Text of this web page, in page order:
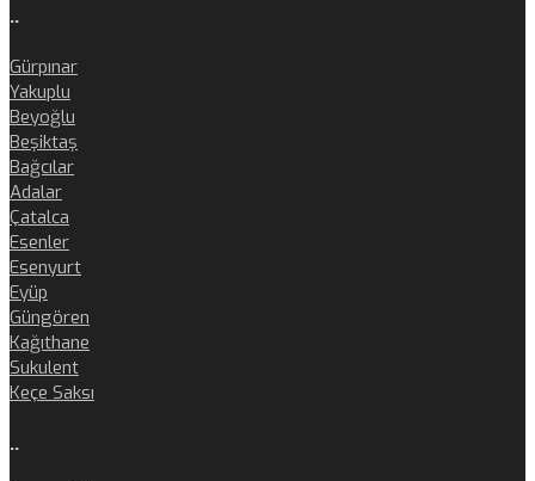
..
Gürpınar
Yakuplu
Beyoğlu
Beşiktaş
Bağcılar
Adalar
Çatalca
Esenler
Esenyurt
Eyüp
Güngören
Kağıthane
Sukulent
Keçe Saksı
..